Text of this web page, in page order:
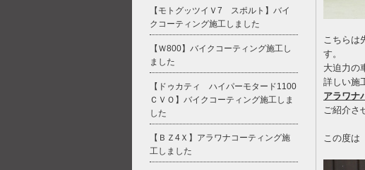
こちらは
す。
大迫力の
詳しい
アラワ
ご紹介さ
この度は
【モトグッツイＶ7 スポルト】バイ
クコーティング施工しました
【Ｗ800】バイクコーティング施工し
ました
【ドゥカティ ハイパーモタード1100
ＣＶＯ】バイクコーティング施工しま
した
【ＢＺ4Ｘ】アラワナコーティング施
工しました